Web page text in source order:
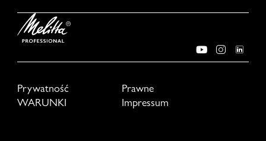
Prywatność
Prawne
WARUNKI
Impressum